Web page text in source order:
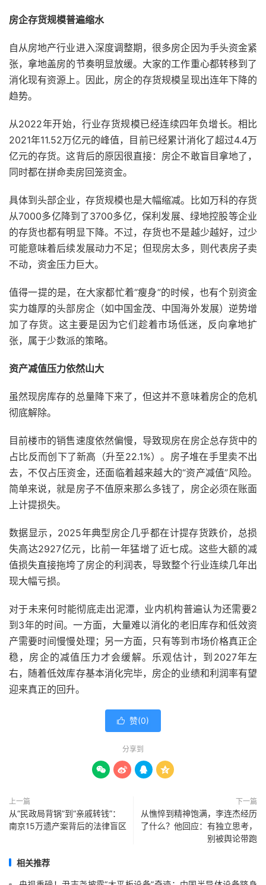
房企存货规模普遍缩水
自从房地产行业进入深度调整期，很多房企因为手头资金紧
张，拿地盖房的节奏明显放缓。大家的工作重心都转移到了
消化现有资源上。因此，房企的存货规模呈现出连年下降的
趋势。
从2022年开始，行业存货规模已经连续四年负增长。相比
2021年11.52万亿元的峰值，目前已经累计消化了超过4.4万
亿元的存货。这背后的原因很直接：房企不敢盲目拿地了，
同时都在拼命卖房回笼资金。
具体到头部企业，存货规模也是大幅缩减。比如万科的存货
从7000多亿降到了3700多亿，保利发展、绿地控股等企业
的存货也都有明显下降。不过，存货也不是越少越好，过少
可能意味着后续发展动力不足；但现房太多，则代表房子卖
不动，资金压力巨大。
值得一提的是，在大家都忙着“瘦身”的时候，也有个别资金
实力雄厚的头部房企（如中国金茂、中国海外发展）逆势增
加了存货。这主要是因为它们趁着市场低迷，反向拿地扩
张，属于少数派的策略。
资产减值压力依然山大
虽然现房库存的总量降下来了，但这并不意味着房企的危机
彻底解除。
目前楼市的销售速度依然偏慢，导致现房在房企总存货中的
占比反而创下了新高（升至22.1%）。房子堆在手里卖不出
去，不仅占压资金，还面临着越来越大的“资产减值”风险。
简单来说，就是房子不值原来那么多钱了，房企必须在账面
上计提损失。
数据显示，2025年典型房企几乎都在计提存货跌价，总损
失高达2927亿元，比前一年猛增了近七成。这些大额的减
值损失直接拖垮了房企的利润表，导致整个行业连续几年出
现大幅亏损。
对于未来何时能彻底走出泥潭，业内机构普遍认为还需要2
到3年的时间。一方面，大量难以消化的老旧库存和低效资
产需要时间慢慢处理；另一方面，只有等到市场价格真正企
稳，房企的减值压力才会缓解。乐观估计，到2027年左
右，随着低效库存基本消化完毕，房企的业绩和利润率有望
迎来真正的回升。
 赞(0)
分享到
   
上一篇
从“民政局背锅”到“亲戚转钱”：
南京15万遗产案背后的法律盲区
下一篇
从憔悴到精神饱满，李连杰经历
了什么？他回应：有独立思考，
别被舆论带跑
相关推荐